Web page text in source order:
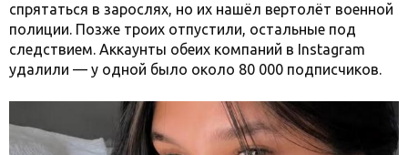
спрятаться в зарослях, но их нашёл вертолёт военной
полиции. Позже троих отпустили, остальные под
следствием. Аккаунты обеих компаний в Instagram
удалили — у одной было около 80 000 подписчиков.